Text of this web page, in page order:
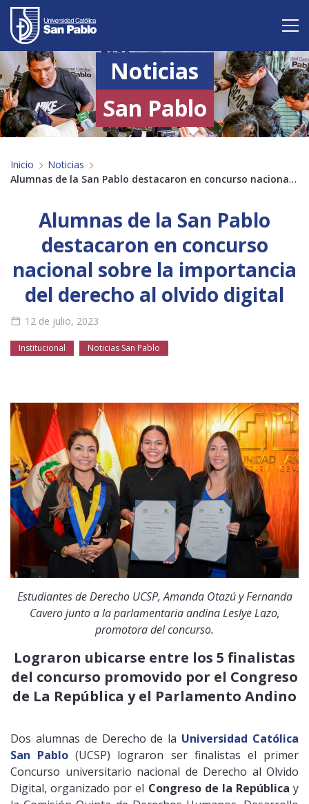
Vive San Pablo
Admisión
Carreras
Postgrado
Investigación
Servicio y proyección a la sociedad
Alumnos Profesores Antiguos Alumnos Padres
Empresas
Público general
Licenciamiento
Noticias
San Pablo
Inicio Noticias
Alumnas de la San Pablo destacaron en concurso nacional sobre la importancia del derecho al olvido digital
Alumnas de la San Pablo
destacaron en concurso
nacional sobre la importancia
del derecho al olvido digital
12 de julio, 2023
Institucional Noticias San Pablo
Estudiantes de Derecho UCSP, Amanda Otazú y Fernanda
Cavero junto a la parlamentaria andina Leslye Lazo,
promotora del concurso.
Lograron ubicarse entre los 5 finalistas
del concurso promovido por el Congreso
de La República y el Parlamento Andino
Dos alumnas de Derecho de la Universidad Católica
San Pablo (UCSP) lograron ser finalistas el primer
Concurso universitario nacional de Derecho al Olvido
Digital, organizado por el Congreso de la República y